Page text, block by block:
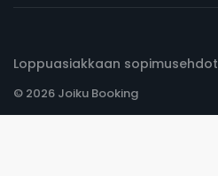
Loppuasiakkaan sopimusehdot
© 2026 Joiku Booking